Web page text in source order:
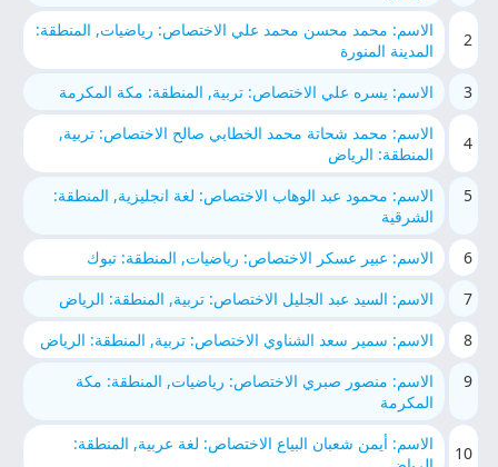
2
الاسم: محمد محسن محمد علي الاختصاص: رياضيات, المنطقة:
المدينة المنورة
3
الاسم: يسره علي الاختصاص: تربية, المنطقة: مكة المكرمة
4
الاسم: محمد شحاتة محمد الخطابي صالح الاختصاص: تربية,
المنطقة: الرياض
5
الاسم: محمود عبد الوهاب الاختصاص: لغة انجليزية, المنطقة:
الشرقية
6
الاسم: عبير عسكر الاختصاص: رياضيات, المنطقة: تبوك
7
الاسم: السيد عبد الجليل الاختصاص: تربية, المنطقة: الرياض
8
الاسم: سمير سعد الشناوي الاختصاص: تربية, المنطقة: الرياض
9
الاسم: منصور صبري الاختصاص: رياضيات, المنطقة: مكة
المكرمة
10
الاسم: أيمن شعبان البياع الاختصاص: لغة عربية, المنطقة: